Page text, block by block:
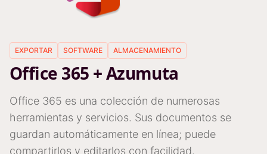
EXPORTAR SOFTWARE ALMACENAMIENTO
Office 365 + Azumuta
Office 365 es una colección de numerosas
herramientas y servicios. Sus documentos se
guardan automáticamente en línea; puede
compartirlos y editarlos con facilidad.